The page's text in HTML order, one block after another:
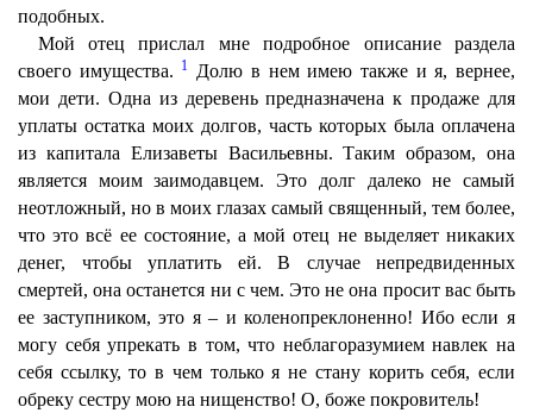
подобных.
Мой отец прислал мне подробное описание раздела
своего имущества. 1
Долю в нем имею также и я, вернее,
мои дети. Одна из деревень предназначена к продаже для
уплаты остатка моих долгов, часть которых была оплачена
из капитала Елизаветы Васильевны. Таким образом, она
является моим заимодавцем. Это долг далеко не самый
неотложный, но в моих глазах самый священный, тем более,
что это всё ее состояние, а мой отец не выделяет никаких
денег, чтобы уплатить ей. В случае непредвиденных
смертей, она останется ни с чем. Это не она просит вас быть
ее заступником, это я – и коленопреклоненно! Ибо если я
могу себя упрекать в том, что неблагоразумием навлек на
себя ссылку, то в чем только я не стану корить себя, если
обреку сестру мою на нищенство! О, боже покровитель!